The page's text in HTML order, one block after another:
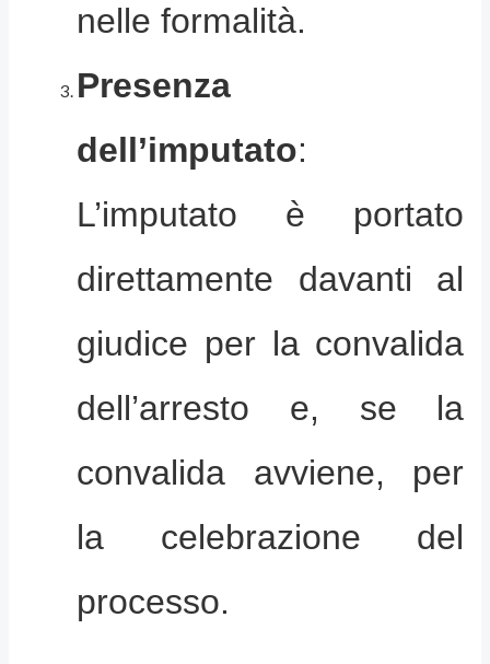
nelle formalità.
Presenza
dell’imputato:
L’imputato è portato
direttamente davanti al
giudice per la convalida
dell’arresto e, se la
convalida avviene, per
la celebrazione del
processo.